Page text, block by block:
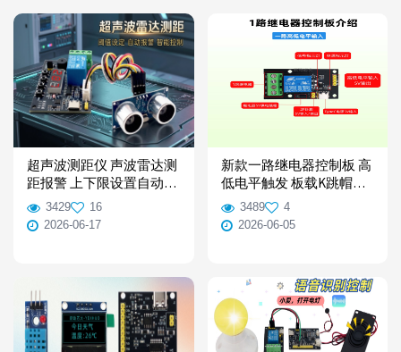
超声波测距仪 声波雷达测
距报警 上下限设置自动控
制 扩展板使用资料
3429
16
2026-06-17
新款一路继电器控制板 高
低电平触发 板载K跳帽供
电
3489
4
2026-06-05